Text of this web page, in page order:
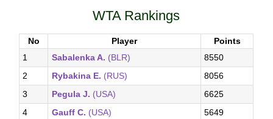
WTA Rankings
No Player
Points
1
Sabalenka A. (BLR)
8550
2
Rybakina E. (RUS)
8056
3
Pegula J. (USA)
6625
4
Gauff C. (USA)
5649